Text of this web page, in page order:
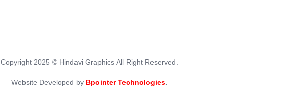
Copyright 2025 © Hindavi Graphics All Right Reserved.
Website Developed by Bpointer Technologies.